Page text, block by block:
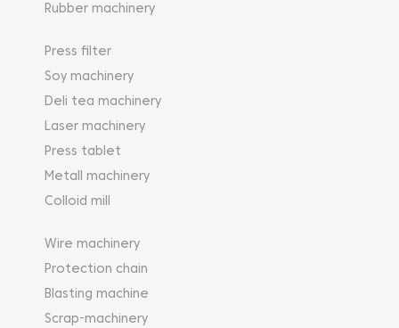
Rubber machinery
Press filter
Soy machinery
Deli tea machinery
Laser machinery
Press tablet
Metall machinery
Colloid mill
Wire machinery
Protection chain
Blasting machine
Scrap-machinery